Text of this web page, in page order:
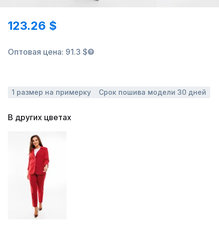
123.26 $
Оптовая цена: 91.3 $
1 размер на примерку Срок пошива модели 30 дней
В других цветах